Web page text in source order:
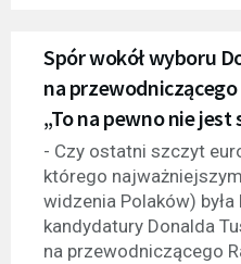
Spór wokół wyboru
na
„To na pewno nie jest
- Czy ostatni szczyt
którego
widzenia Polaków)
kandydatury Donalda
na przewodniczącego